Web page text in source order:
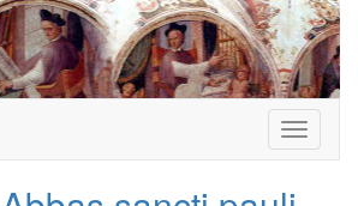
Toggle